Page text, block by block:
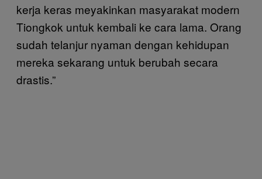
kerja keras meyakinkan masyarakat modern
Tiongkok untuk kembali ke cara lama. Orang
sudah telanjur nyaman dengan kehidupan
mereka sekarang untuk berubah secara
drastis.”